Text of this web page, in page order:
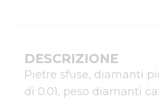
DESCRIZIONE
Pietre sfuse, diamanti
di 0.01, peso diamanti